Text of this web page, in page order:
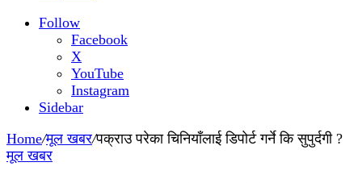
Follow
Facebook
X
YouTube
Instagram
Sidebar
Home/मूल खबर/पक्राउ परेका चिनियाँलाई डिपोर्ट गर्ने कि सुपुर्दगी ?
मूल खबर